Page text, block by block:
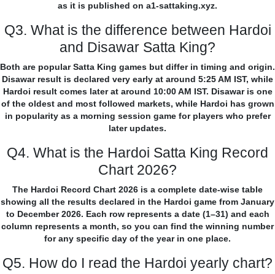
as it is published on a1-sattaking.xyz.
Q3. What is the difference between Hardoi
and Disawar Satta King?
Both are popular Satta King games but differ in timing and origin.
Disawar result is declared very early at around 5:25 AM IST, while
Hardoi result comes later at around 10:00 AM IST. Disawar is one
of the oldest and most followed markets, while Hardoi has grown
in popularity as a morning session game for players who prefer
later updates.
Q4. What is the Hardoi Satta King Record
Chart 2026?
The Hardoi Record Chart 2026 is a complete date-wise table
showing all the results declared in the Hardoi game from January
to December 2026. Each row represents a date (1–31) and each
column represents a month, so you can find the winning number
for any specific day of the year in one place.
Q5. How do I read the Hardoi yearly chart?